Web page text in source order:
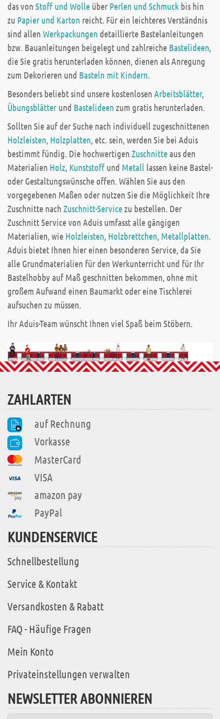
das von Stoff und Wolle über Perlen und Schmuck bis hin
zu Papier und Karton reicht. Für ein leichteres Verständnis
sind allen Werkpackungen detaillierte Bastelanleitungen
bzw. Bauanleitungen beigelegt und zahlreiche Bastelideen,
die Sie gratis herunterladen können, dienen als Anregung
zum Dekorieren und Basteln mit Kindern.
Besonders beliebt sind unsere kostenlosen Arbeitsblätter,
Übungsblätter und Bastelideen zum gratis herunterladen.
Sollten Sie auf der Suche nach individuell zugeschnittenen
Holzleisten, Holzplatten, etc. sein, werden Sie bei Aduis
bestimmt fündig. Die hochwertigen Zuschnitteaus den
Materialien Holz, Kunststoff und Metall lassen keine Bastel-
oder Gestaltungswünsche offen. Wählen Sie aus den
vorgegebenen Maßen oder nutzen Sie die Möglichkeit Ihre
Zuschnitte nach Zuschnitt-Servicezu bestellen. Der
Zuschnitt Service von Aduis umfasst alle gängigen
Materialien, wie Holzleisten, Holzbrettchen, Metallplatten.
Aduis bietet Ihnen hier einen besonderen Service, da Sie
alle Grundmaterialien für den Werkunterricht und für Ihr
Bastelhobby auf Maß geschnitten bekommen, ohne mit
großem Aufwand einen Baumarkt oder eine Tischlerei
aufsuchen zu müssen.
Ihr Aduis-Team wünscht Ihnen viel Spaß beim Stöbern.
ZAHLARTEN
auf Rechnung
Vorkasse
MasterCard
VISA
amazon pay
PayPal
KUNDENSERVICE
Schnellbestellung
Service & Kontakt
Versandkosten & Rabatt
FAQ - Häufige Fragen
Mein Konto
Privateinstellungen verwalten
NEWSLETTER ABONNIEREN